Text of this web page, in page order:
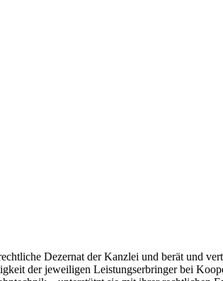
Dezernat der Kanzlei und berät und
der jeweiligen Leistungserbringer bei